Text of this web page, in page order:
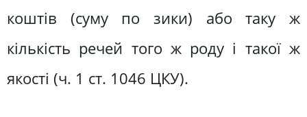
коштів (суму по зики) або таку ж
кількість речей того ж роду і такої ж
якості (ч. 1 ст. 1046 ЦКУ).